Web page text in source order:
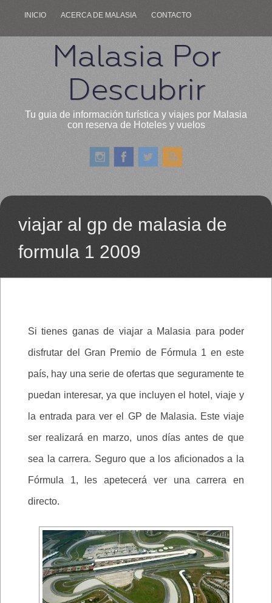
INICIO ACERCA DE MALASIA CONTACTO
Malasia Por
Descubrir
Tu guia de información turística y viajes por Malasia
con reserva de Hoteles y vuelos
viajar al gp de malasia de
formula 1 2009
Si tienes ganas de viajar a Malasia para poder
disfrutar del Gran Premio de Fórmula 1 en este
país, hay una serie de ofertas que seguramente te
puedan interesar, ya que incluyen el hotel, viaje y
la entrada para ver el GP de Malasia. Este viaje
ser realizará en marzo, unos días antes de que
sea la carrera. Seguro que a los aficionados a la
Fórmula 1, les apetecerá ver una carrera en
directo.